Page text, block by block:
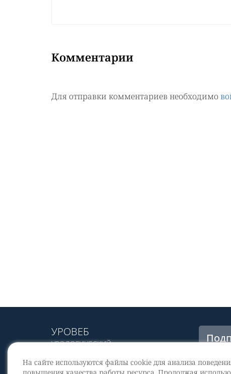
На сайте используются файлы cookie для анализа
Комментарии
Для отправки комментариев необходимо
УРОВЕБ
УРОЛОГИЧЕСКИЙ
© 2002 - 2026